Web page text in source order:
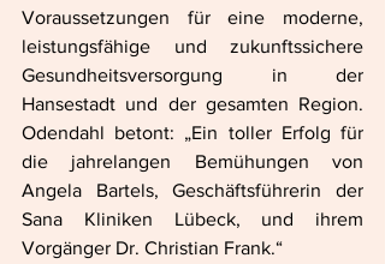
Voraussetzungen für eine moderne,
leistungsfähige und zukunftssichere
Gesundheitsversorgung in der
Hansestadt und der gesamten Region.
Odendahl betont: „Ein toller Erfolg für
die jahrelangen Bemühungen von
Angela Bartels, Geschäftsführerin der
Sana Kliniken Lübeck, und ihrem
Vorgänger Dr. Christian Frank.“